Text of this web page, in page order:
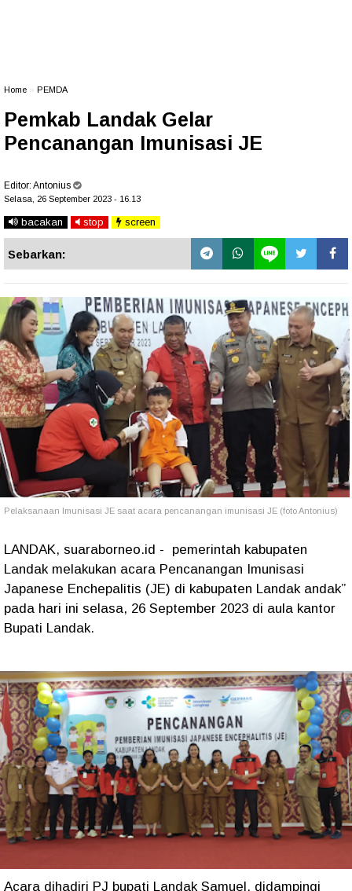
Home PEMDA
Pemkab Landak Gelar
Pencanangan Imunisasi JE
Editor: Antonius
Selasa, 26 September 2023 - 16.13
bacakan stop screen
Sebarkan:
Pelaksanaan Imunisasi JE saat acara pencanangan imunisasi JE (foto Antonius)
LANDAK, suaraborneo.id - pemerintah kabupaten
Landak melakukan acara Pencanangan Imunisasi
Japanese Enchepalitis (JE) di kabupaten Landak andak”
pada hari ini selasa, 26 September 2023 di aula kantor
Bupati Landak.
Acara dihadiri PJ bupati Landak Samuel, didampingi